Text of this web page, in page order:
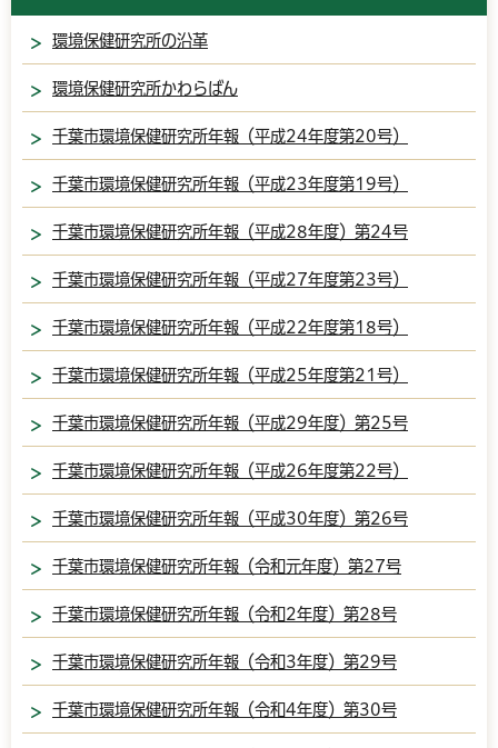
環境保健研究所の沿革
環境保健研究所かわらばん
千葉市環境保健研究所年報（平成24年度第20号）
千葉市環境保健研究所年報（平成23年度第19号）
千葉市環境保健研究所年報（平成28年度）第24号
千葉市環境保健研究所年報（平成27年度第23号）
千葉市環境保健研究所年報（平成22年度第18号）
千葉市環境保健研究所年報（平成25年度第21号）
千葉市環境保健研究所年報（平成29年度）第25号
千葉市環境保健研究所年報（平成26年度第22号）
千葉市環境保健研究所年報（平成30年度）第26号
千葉市環境保健研究所年報（令和元年度）第27号
千葉市環境保健研究所年報（令和2年度）第28号
千葉市環境保健研究所年報（令和3年度）第29号
千葉市環境保健研究所年報（令和4年度）第30号